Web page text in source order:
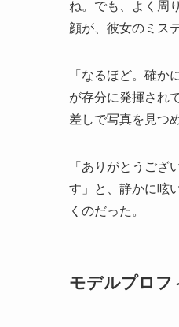
ね。でも、よく周
顔が、彼女のミス
「なるほど。確
が存分に発揮され
差しで写真を見つ
「ありがとうご
す」と、静かに呟
くのだった。
モデルプロフ